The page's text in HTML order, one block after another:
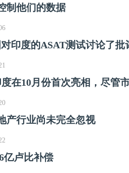
制他们的数据
印度的ASAT测试讨论了批
在10月份首次亮相，尽管
产行业尚未完全忽视
亿卢比补偿